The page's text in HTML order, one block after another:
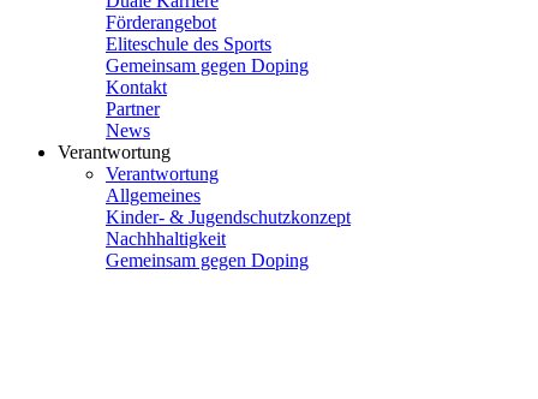
Förderangebot
Eliteschule des Sports
Gemeinsam gegen Doping
Kontakt
Partner
News
Verantwortung
Verantwortung
Allgemeines
Kinder- & Jugendschutzkonzept
Nachhhaltigkeit
Gemeinsam gegen Doping